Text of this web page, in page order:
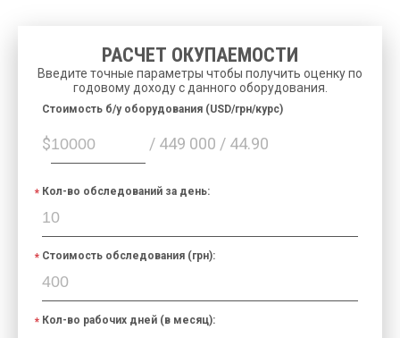
РАСЧЕТ ОКУПАЕМОСТИ
Введите точные параметры чтобы получить оценку по
годовому доходу с данного оборудования.
$ / 449 000 / 44.90
Cтоимость б/у оборудования (USD/грн/курс)
Кол-во обследований за день:
Стоимость обследования (грн):
Кол-во рабочих дней (в месяц):